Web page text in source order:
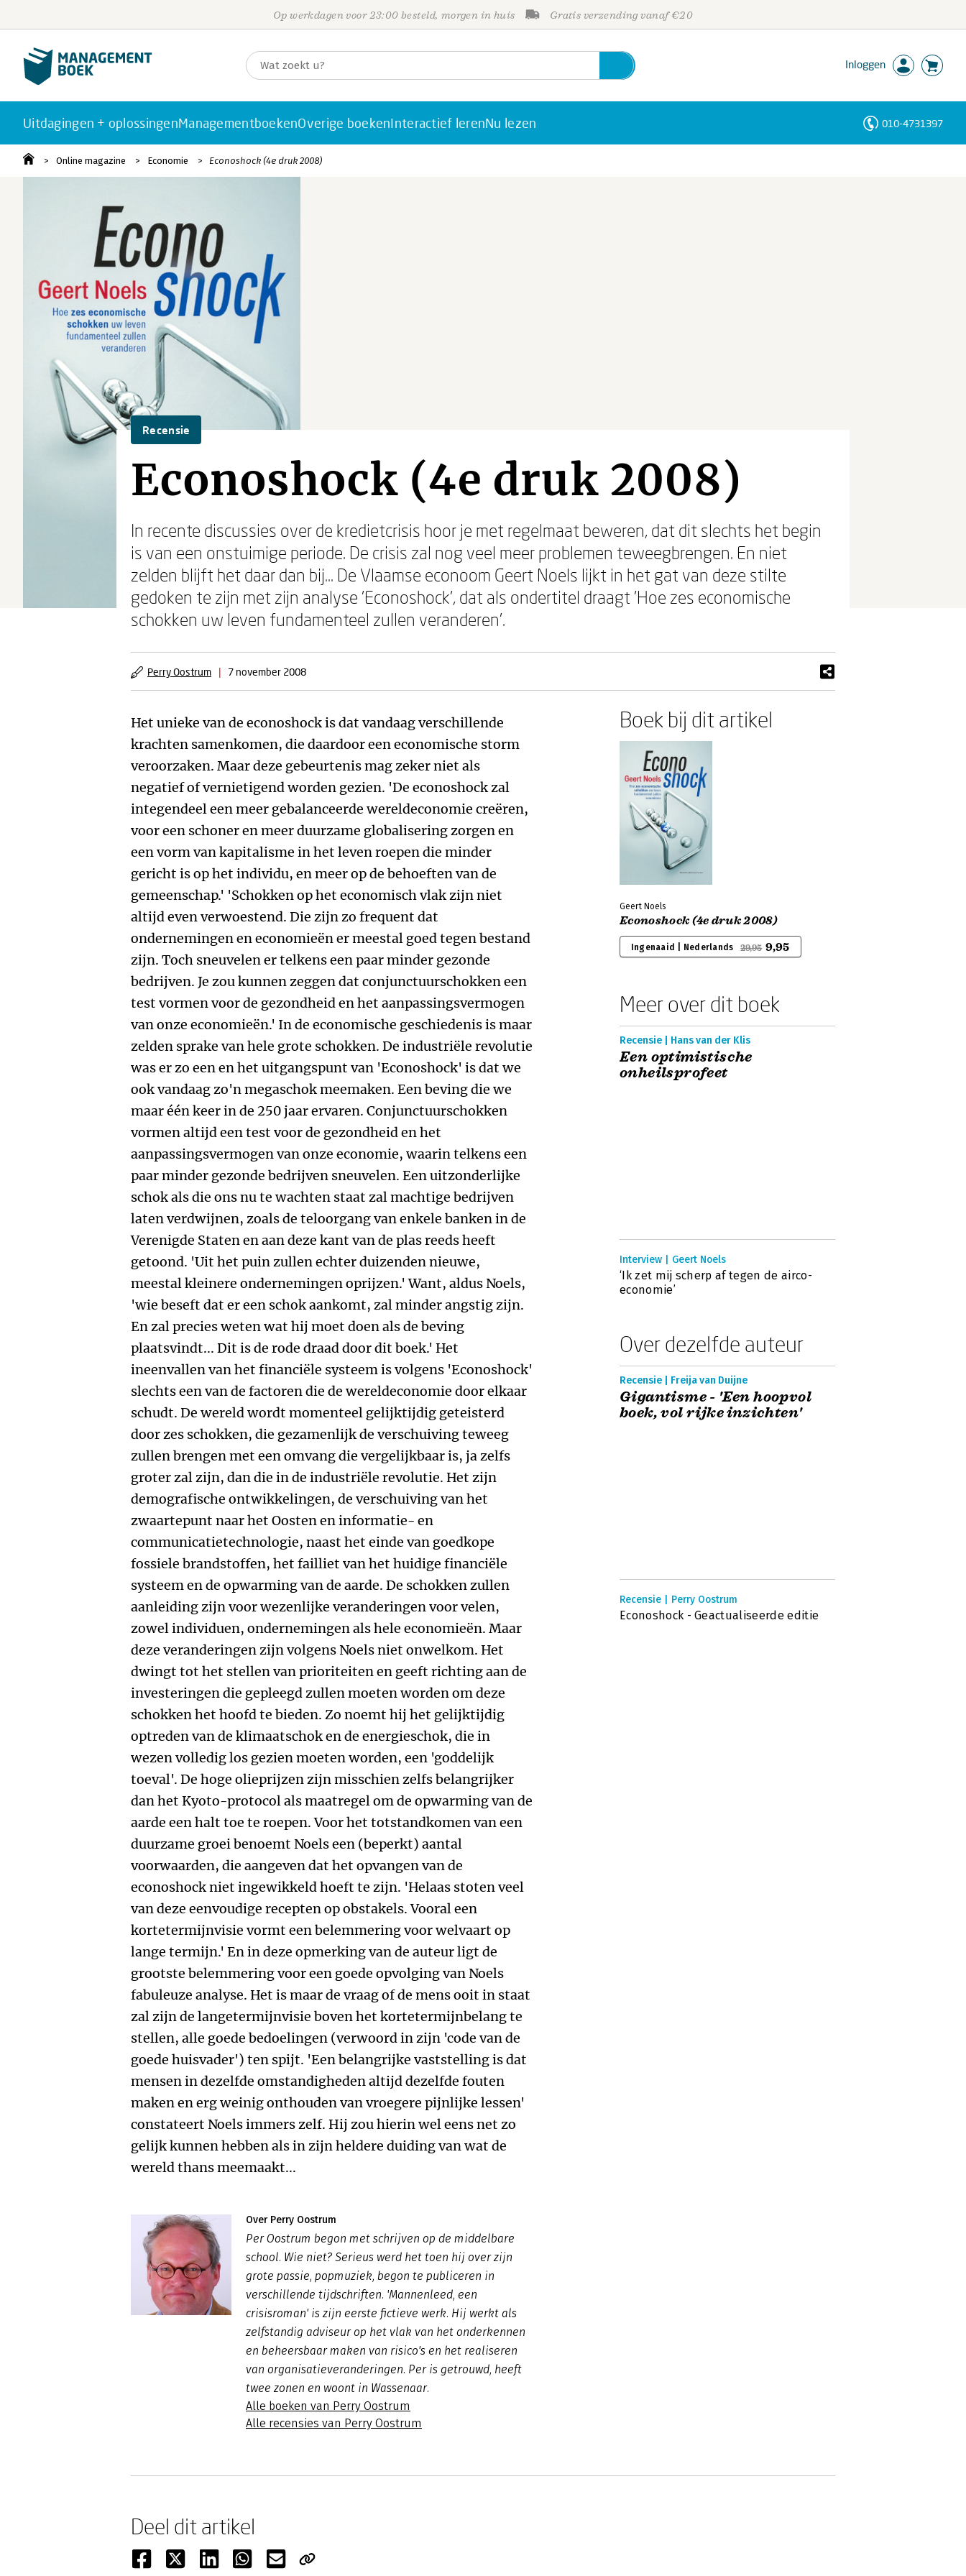
Op werkdagen voor 23:00 besteld, morgen in huis Gratis verzending vanaf €20
Inloggen
Uitdagingen + oplossingenManagementboekenOverige boekenInteractief lerenNu lezen 010-4731397
Online magazine Economie Econoshock (4e druk 2008)
Recensie
Econoshock (4e druk 2008)
In recente discussies over de kredietcrisis hoor je met regelmaat beweren, dat dit slechts het begin
is van een onstuimige periode. De crisis zal nog veel meer problemen teweegbrengen. En niet
zelden blijft het daar dan bij... De Vlaamse econoom Geert Noels lijkt in het gat van deze stilte
gedoken te zijn met zijn analyse 'Econoshock', dat als ondertitel draagt 'Hoe zes economische
schokken uw leven fundamenteel zullen veranderen'.
Perry Oostrum | 7 november 2008
Het unieke van de econoshock is dat vandaag verschillende
krachten samenkomen, die daardoor een economische storm
veroorzaken. Maar deze gebeurtenis mag zeker niet als
negatief of vernietigend worden gezien. 'De econoshock zal
integendeel een meer gebalanceerde wereldeconomie creëren,
voor een schoner en meer duurzame globalisering zorgen en
een vorm van kapitalisme in het leven roepen die minder
gericht is op het individu, en meer op de behoeften van de
gemeenschap.' 'Schokken op het economisch vlak zijn niet
altijd even verwoestend. Die zijn zo frequent dat
ondernemingen en economieën er meestal goed tegen bestand
zijn. Toch sneuvelen er telkens een paar minder gezonde
bedrijven. Je zou kunnen zeggen dat conjunctuurschokken een
test vormen voor de gezondheid en het aanpassingsvermogen
van onze economieën.' In de economische geschiedenis is maar
zelden sprake van hele grote schokken. De industriële revolutie
was er zo een en het uitgangspunt van 'Econoshock' is dat we
ook vandaag zo'n megaschok meemaken. Een beving die we
maar één keer in de 250 jaar ervaren. Conjunctuurschokken
vormen altijd een test voor de gezondheid en het
aanpassingsvermogen van onze economie, waarin telkens een
paar minder gezonde bedrijven sneuvelen. Een uitzonderlijke
schok als die ons nu te wachten staat zal machtige bedrijven
laten verdwijnen, zoals de teloorgang van enkele banken in de
Verenigde Staten en aan deze kant van de plas reeds heeft
getoond. 'Uit het puin zullen echter duizenden nieuwe,
meestal kleinere ondernemingen oprijzen.' Want, aldus Noels,
'wie beseft dat er een schok aankomt, zal minder angstig zijn.
En zal precies weten wat hij moet doen als de beving
plaatsvindt... Dit is de rode draad door dit boek.' Het
ineenvallen van het financiële systeem is volgens 'Econoshock'
slechts een van de factoren die de wereldeconomie door elkaar
schudt. De wereld wordt momenteel gelijktijdig geteisterd
door zes schokken, die gezamenlijk de verschuiving teweeg
zullen brengen met een omvang die vergelijkbaar is, ja zelfs
groter zal zijn, dan die in de industriële revolutie. Het zijn
demografische ontwikkelingen, de verschuiving van het
zwaartepunt naar het Oosten en informatie- en
communicatietechnologie, naast het einde van goedkope
fossiele brandstoffen, het failliet van het huidige financiële
systeem en de opwarming van de aarde. De schokken zullen
aanleiding zijn voor wezenlijke veranderingen voor velen,
zowel individuen, ondernemingen als hele economieën. Maar
deze veranderingen zijn volgens Noels niet onwelkom. Het
dwingt tot het stellen van prioriteiten en geeft richting aan de
investeringen die gepleegd zullen moeten worden om deze
schokken het hoofd te bieden. Zo noemt hij het gelijktijdig
optreden van de klimaatschok en de energieschok, die in
wezen volledig los gezien moeten worden, een 'goddelijk
toeval'. De hoge olieprijzen zijn misschien zelfs belangrijker
dan het Kyoto-protocol als maatregel om de opwarming van de
aarde een halt toe te roepen. Voor het totstandkomen van een
duurzame groei benoemt Noels een (beperkt) aantal
voorwaarden, die aangeven dat het opvangen van de
econoshock niet ingewikkeld hoeft te zijn. 'Helaas stoten veel
van deze eenvoudige recepten op obstakels. Vooral een
kortetermijnvisie vormt een belemmering voor welvaart op
lange termijn.' En in deze opmerking van de auteur ligt de
grootste belemmering voor een goede opvolging van Noels
fabuleuze analyse. Het is maar de vraag of de mens ooit in staat
zal zijn de langetermijnvisie boven het kortetermijnbelang te
stellen, alle goede bedoelingen (verwoord in zijn 'code van de
goede huisvader') ten spijt. 'Een belangrijke vaststelling is dat
mensen in dezelfde omstandigheden altijd dezelfde fouten
maken en erg weinig onthouden van vroegere pijnlijke lessen'
constateert Noels immers zelf. Hij zou hierin wel eens net zo
gelijk kunnen hebben als in zijn heldere duiding van wat de
wereld thans meemaakt...
Over Perry Oostrum
Per Oostrum begon met schrijven op de middelbare
school. Wie niet? Serieus werd het toen hij over zijn
grote passie, popmuziek, begon te publiceren in
verschillende tijdschriften. 'Mannenleed, een
crisisroman' is zijn eerste fictieve werk. Hij werkt als
zelfstandig adviseur op het vlak van het onderkennen
en beheersbaar maken van risico's en het realiseren
van organisatieveranderingen. Per is getrouwd, heeft
twee zonen en woont in Wassenaar.
Alle boeken van Perry Oostrum
Alle recensies van Perry Oostrum
Boek bij dit artikel
Geert Noels
Econoshock (4e druk 2008)
Ingenaaid | Nederlands 29,95 9,95
Meer over dit boek
Recensie | Hans van der Klis
Een optimistische
onheilsprofeet
Interview | Geert Noels
‘Ik zet mij scherp af tegen de airco-
economie’
Over dezelfde auteur
Recensie | Freija van Duijne
Gigantisme - 'Een hoopvol
boek, vol rijke inzichten'
Recensie | Perry Oostrum
Econoshock - Geactualiseerde editie
Deel dit artikel
Personen